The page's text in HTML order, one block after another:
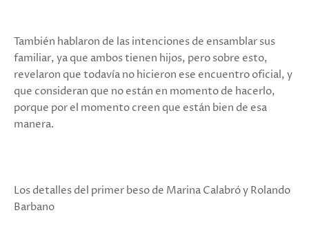
También hablaron de las intenciones de ensamblar sus
familiar, ya que ambos tienen hijos, pero sobre esto,
revelaron que todavía no hicieron ese encuentro oficial, y
que consideran que no están en momento de hacerlo,
porque por el momento creen que están bien de esa
manera.
Los detalles del primer beso de Marina Calabró y Rolando
Barbano